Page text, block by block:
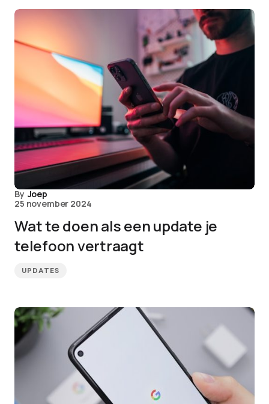
By Joep
25 november 2024
Wat te doen als een update je
telefoon vertraagt
UPDATES